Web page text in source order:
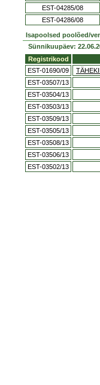
EST-04285/08
EST-04286/08
Isapoolsed poolõed/
Sünnikuupäev:
Registrikood
EST-01690/09
EST-03507/13
EST-03504/13
EST-03503/13
EST-03509/13
EST-03505/13
EST-03508/13
EST-03506/13
EST-03502/13